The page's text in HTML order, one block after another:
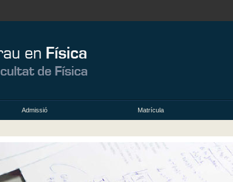
Admissió Matrícula